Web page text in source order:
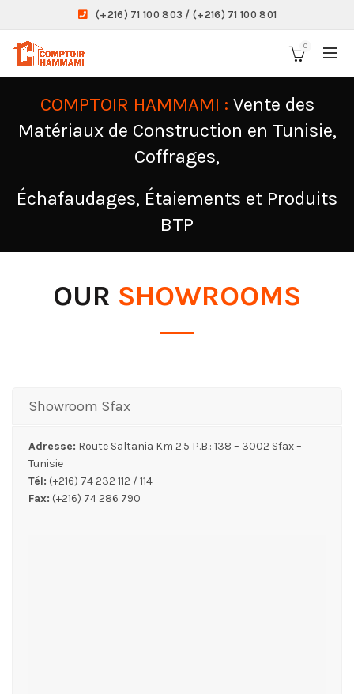
(+216) 71 100 803 / (+216) 71 100 801
0
COMPTOIR HAMMAMI : Vente des
Matériaux de Construction en Tunisie,
Coffrages,
Échafaudages, Étaiements et Produits
BTP
OUR SHOWROOMS
Showroom Sfax
Adresse: Route Saltania Km 2.5 P.B.: 138 – 3002 Sfax –
Tunisie
Tél: (+216) 74 232 112 / 114
Fax: (+216) 74 286 790